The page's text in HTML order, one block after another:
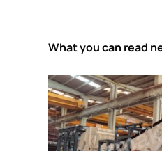
What you can read